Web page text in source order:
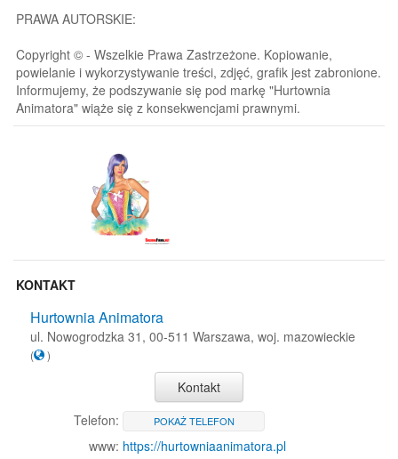
PRAWA AUTORSKIE:
Copyright © - Wszelkie Prawa Zastrzeżone. Kopiowanie,
powielanie i wykorzystywanie treści, zdjęć, grafik jest zabronione.
Informujemy, że podszywanie się pod markę "Hurtownia
Animatora" wiąże się z konsekwencjami prawnymi.
KONTAKT
Hurtownia Animatora
ul. Nowogrodzka 31, 00-511 Warszawa, woj. mazowieckie
( )
Kontakt
Telefon:
POKAŻ TELEFON
www: https://hurtowniaanimatora.pl